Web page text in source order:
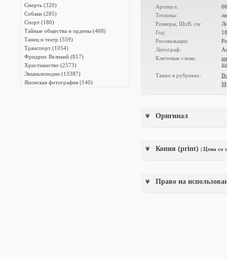
Смерть (320)
Собаки (285)
Спорт (180)
Тайные общества и ордены (468)
Танец и театр (559)
Транспорт (1054)
Фридрих Великий (817)
Христианство (2573)
Энциклопедии (13387)
Японская фотография (140)
Артикул:
Техника:
Размеры, ШxВ, см:
Год:
Рисовальщик:
Литограф:
Ключевые слова:
Также в рубриках:
Оригинал
Копия (print) | Цена со
Право на